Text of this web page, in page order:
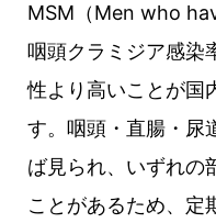
MSM（Men who
咽頭クラミジア感染
性より高いことが国
す。咽頭・直腸・尿
ば見られ、いずれの
ことがあるため、定